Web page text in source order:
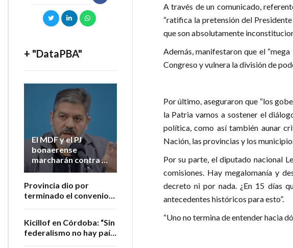
+ "DataPBA"
El MDF y el PJ
bonaerense
marcharán contra la
extranjerización de
Provincia dio por
terminado el convenio
subsidios al transporte
Kicillof en Córdoba: “Sin
federalismo no hay país,
A través de un comunicado,
“ratifica la pretensión del
que son absolutamente
Además, manifestaron que el
Congreso y vulnera la división de
Por último, aseguraron que “los
la Patria vamos a sostener el
política, como así también aunar
Nación, las provincias y los
Por su parte, el diputado nacional
comisiones. Hay megalomanía y
decreto ni por nada. ¿En 15 días
antecedentes históricos para esto”.
“Uno no termina de entender hacia